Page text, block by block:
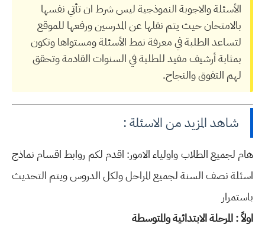
الأسئلة والاجوبة النموذجية ليس شرط ان تأتي نفسها
بالامتحان حيث يتم نقلها عن المدرسين ورفعها للموقع
لتساعد الطلبة في معرفة نمط الأسئلة ومستواها وتكون
بمثابة أرشيف مفيد للطلبة في السنوات القادمة وتحقق
لهم التفوق والنجاح.
شاهد المزيد من الاسئلة :
هام لجميع الطلاب واولياء الامور: اقدم لكم روابط اقسام نماذج
اسئلة نصف السنة لجميع المراحل ولكل الدروس ويتم التحديث
باستمرار
اولاً : المرحلة الابتدائية والمتوسطة